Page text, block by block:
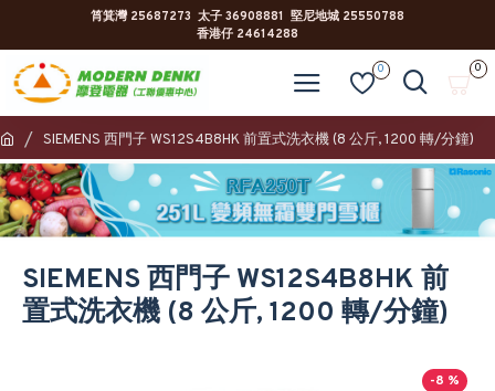
筲箕灣 25687273 太子 36908881 堅尼地城 25550788
香港仔 24614288
0 0
SIEMENS 西門子 WS12S4B8HK 前置式洗衣機 (8 公斤, 1200 轉/分鐘)
SIEMENS 西門子 WS12S4B8HK 前
置式洗衣機 (8 公斤, 1200 轉/分鐘)
-8 %